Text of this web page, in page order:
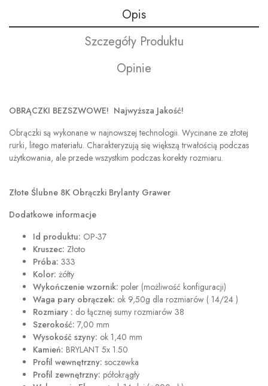
Opis
Szczegóły Produktu
Opinie
OBRĄCZKI BEZSZWOWE! Najwyższa Jakość!
Obrączki są wykonane w najnowszej technologii. Wycinane ze złotej
rurki, litego materiału. Charakteryzują się większą trwałością podczas
użytkowania, ale przede wszystkim podczas korekty rozmiaru.
Złote Ślubne 8K Obrączki Brylanty Grawer
Dodatkowe informacje
Id produktu: OP-37
Kruszec: Złoto
Próba: 333
Kolor: żółty
Wykończenie wzornik: poler (możliwość konfiguracji)
Waga pary obrączek: ok 9,50g dla rozmiarów ( 14/24 )
Rozmiary : do łącznej sumy rozmiarów 38
Szerokość: 7,00 mm
Wysokość szyny: ok 1,40 mm
Kamień: BRYLANT 5x 1.50
Profil wewnętrzny: soczewka
Profil zewnętrzny: półokrągły